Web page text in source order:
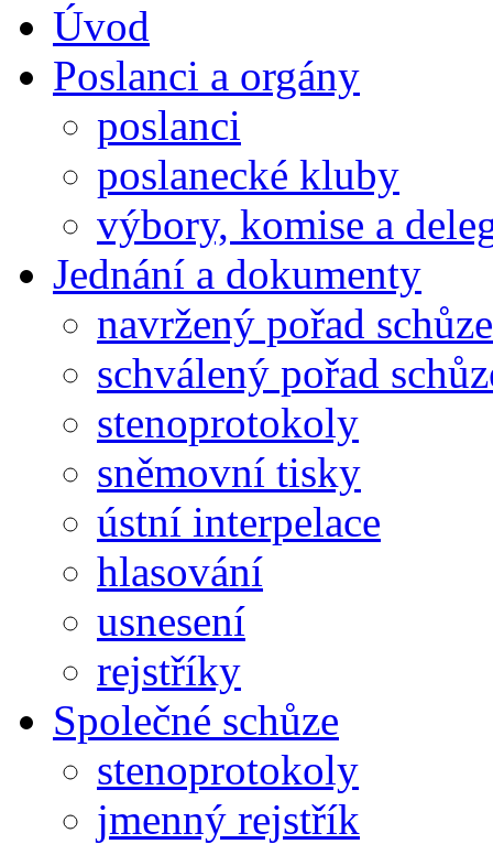
Úvod
Poslanci a orgány
poslanci
poslanecké kluby
výbory, komise a
Jednání a dokumenty
navržený pořad schůze
schválený pořad
stenoprotokoly
sněmovní tisky
ústní interpelace
hlasování
usnesení
rejstříky
Společné schůze
stenoprotokoly
jmenný rejstřík